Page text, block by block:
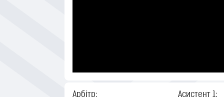
Арбітр:
Асистент 1: